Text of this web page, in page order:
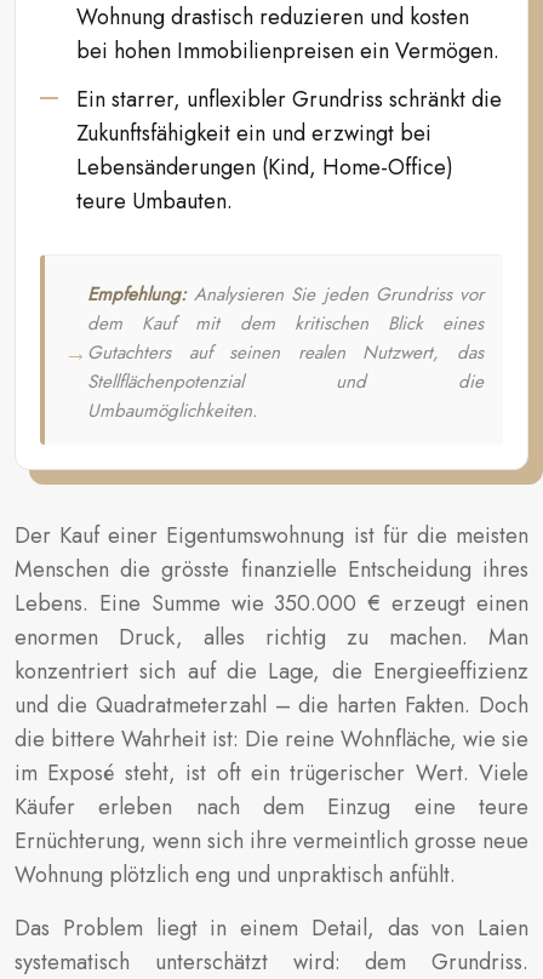
Wohnung drastisch reduzieren und kosten
bei hohen Immobilienpreisen ein Vermögen.
Ein starrer, unflexibler Grundriss schränkt die
Zukunftsfähigkeit ein und erzwingt bei
Lebensänderungen (Kind, Home-Office)
teure Umbauten.
Empfehlung:Analysieren Sie jeden Grundriss vor
dem Kauf mit dem kritischen Blick eines
Gutachters auf seinen realen Nutzwert, das
Stellflächenpotenzial und die
Umbaumöglichkeiten.
Der Kauf einer Eigentumswohnung ist für die meisten
Menschen die grösste finanzielle Entscheidung ihres
Lebens. Eine Summe wie 350.000 € erzeugt einen
enormen Druck, alles richtig zu machen. Man
konzentriert sich auf die Lage, die Energieeffizienz
und die Quadratmeterzahl – die harten Fakten. Doch
die bittere Wahrheit ist: Die reine Wohnfläche, wie sie
im Exposé steht, ist oft ein trügerischer Wert. Viele
Käufer erleben nach dem Einzug eine teure
Ernüchterung, wenn sich ihre vermeintlich grosse neue
Wohnung plötzlich eng und unpraktisch anfühlt.
Das Problem liegt in einem Detail, das von Laien
systematisch unterschätzt wird: dem Grundriss.